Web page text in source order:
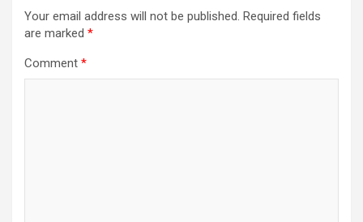
Your email address will not be published. Required fields
are marked *
Comment *